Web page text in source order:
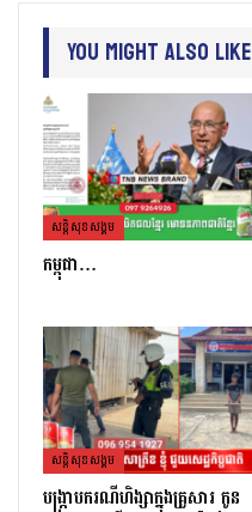
You Might Also Like
សន្តិសុខសង្គម
កម្ពុជា…
សន្តិសុខសង្គម
បង្ក្រាបករណីហិង្សាក្នុងគ្រួសារ កូន